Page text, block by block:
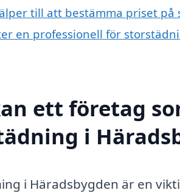
till att bestämma priset
en professionell för
ett företag
i
i Häradsbygden är en